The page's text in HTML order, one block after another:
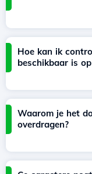
Hoe kan ik
beschikbaar is
Waarom je het
overdragen?